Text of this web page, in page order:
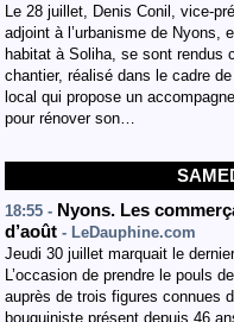
Le 28 juillet, Denis Conil, vice-
adjoint à l’urbanisme de Nyons,
habitat à Soliha, se sont rendus
chantier, réalisé dans le cadre
local qui propose un
pour rénover son…
18:55 - Nyons. Les
d’août - LeDauphine.com
Jeudi 30 juillet marquait le
L’occasion de prendre le pouls
auprès de trois figures connues
bouquiniste présent depuis 46